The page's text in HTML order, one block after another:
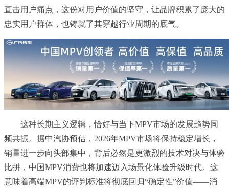
直击用户痛点，这份对用户价值的坚守，让品牌积累了庞大的
忠实用户群体，也铸就了其穿越行业周期的底气。
这种长期主义逻辑，恰好与当下MPV市场的发展趋势同
频共振。据中汽协预估，2026年MPV市场将保持稳定增长，
销量进一步向头部集中，背后必然是更激烈的技术对决与体验
比拼，中国MPV消费也将加速迈入场景化体验升级时代。这
意味着高端MPV的评判标准将彻底回归“确定性”价值——消